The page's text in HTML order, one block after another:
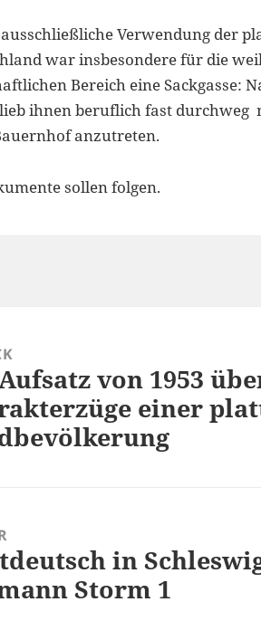
Verwendung der
war insbesondere für die
Bereich eine Sackgasse:
ihnen beruflich fast durchweg
anzutreten.
sollen folgen.
von 1953
einer
in
Storm 1